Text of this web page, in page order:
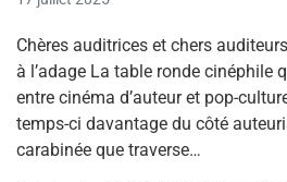
Chères auditrices et chers
à l’adage La table ronde cinéphile
entre cinéma d’auteur et pop-
temps-ci davantage du côté
carabinée que traverse…